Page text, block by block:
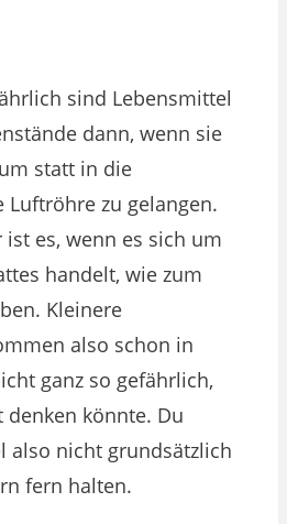
sind Lebensmittel
dann, wenn sie
statt in die
Luftröhre zu gelangen.
es, wenn es sich um
handelt, wie zum
Kleinere
also schon in
ganz so gefährlich,
könnte. Du
also nicht grundsätzlich
fern halten.